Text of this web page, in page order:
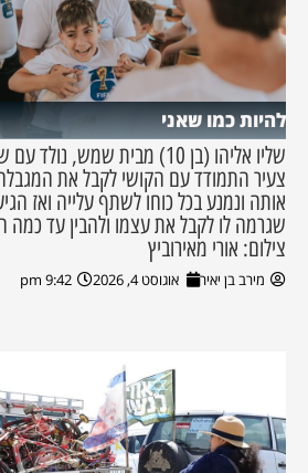
להיות כמו שאני
שליו אליהו (בן 10) מבית שמש,
צעיר התמודד עם הקושי לקבל את
אותה ונמנע בכל כוחו לשתף עלייה ואז
שגרמה לו לקבל את עצמו ולהבין עד
צילום: אורי מאירוביץ
מירב בן יאיר אוגוסט 4, 2026 9:42 pm